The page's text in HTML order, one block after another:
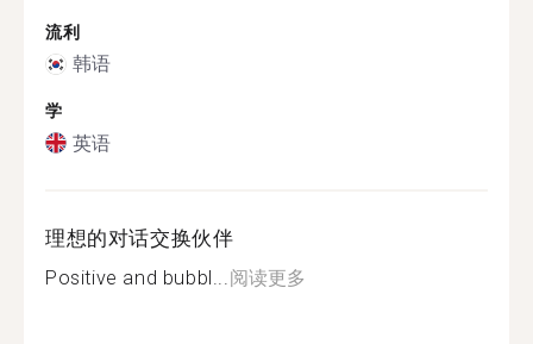
流利
韩语
学
英语
理想的对话交换伙伴
Positive and bubbl... 阅读更多